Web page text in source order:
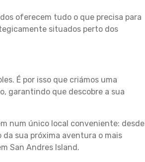
oferecem tudo o que precisa para
situados perto dos
É por isso que criámos uma
garantindo que descobre a sua
num único local conveniente: desde
sua próxima aventura o mais
San Andres Island.